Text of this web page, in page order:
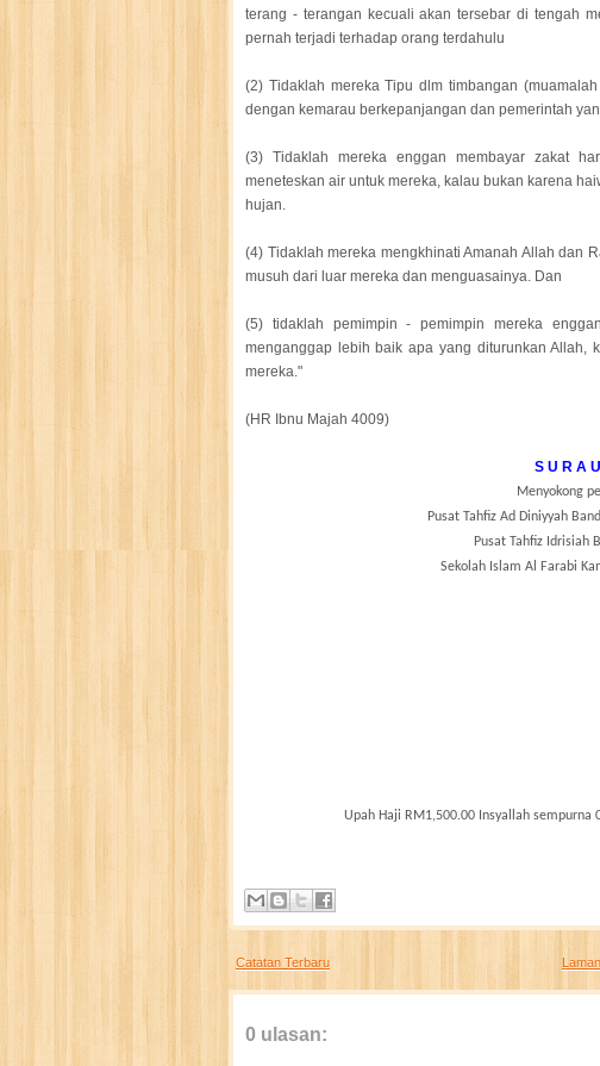
terang - terangan kecuali akan tersebar di tengah
pernah terjadi terhadap orang terdahulu
(2) Tidaklah mereka Tipu dlm timbangan
dengan kemarau berkepanjangan dan pemerintah
(3) Tidaklah mereka enggan membayar zakat
meneteskan air untuk mereka, kalau bukan karena
hujan.
(4) Tidaklah mereka mengkhinati Amanah Allah dan
musuh dari luar mereka dan menguasainya. Dan
(5) tidaklah pemimpin - pemimpin mereka
menganggap lebih baik apa yang diturunkan Allah,
mereka."
(HR Ibnu Majah 4009)
S U R A U
Menyokong
Pusat Tahfiz Ad Diniyyah
Pusat Tahfiz Idrisiah
Sekolah Islam Al Farabi
Upah Haji RM1,500.00 Insyallah sempurna
Catatan Terbaru
0 ulasan: